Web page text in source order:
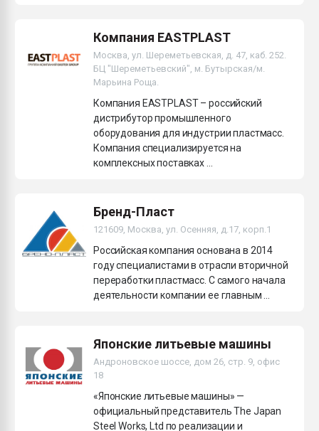
Компания EASTPLAST
Москва, ул. Шереметьевская, д. 47, каб. 252.
БЦ "Шереметьевский", м. Бутырская/м.
Марьина Роща.
Компания EASTPLAST – российский
дистрибутор промышленного
оборудования для индустрии пластмасс.
Компания специализируется на
комплексных поставках ...
Бренд-Пласт
121609, Москва, ул. Осенняя, д.17, корп.1
Российская компания основана в 2014
году специалистами в отрасли вторичной
переработки пластмасс. С самого начала
деятельности компании ее главным ...
Японские литьевые машины
Андроновское шоссе, дом 26, стр. 9, офис
18
«Японские литьевые машины» —
официальный представитель The Japan
Steel Works, Ltd по реализации и